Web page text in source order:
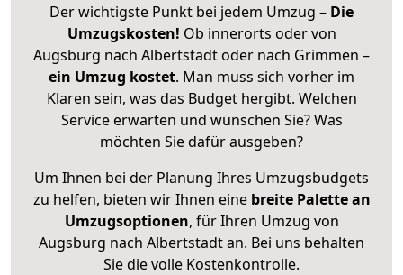
Der wichtigste Punkt bei jedem Umzug – Die
Umzugskosten! Ob innerorts oder von
Augsburg nach Albertstadt oder nach Grimmen –
ein Umzug kostet. Man muss sich vorher im
Klaren sein, was das Budget hergibt. Welchen
Service erwarten und wünschen Sie? Was
möchten Sie dafür ausgeben?
Um Ihnen bei der Planung Ihres Umzugsbudgets
zu helfen, bieten wir Ihnen eine breite Palette an
Umzugsoptionen, für Ihren Umzug von
Augsburg nach Albertstadt an. Bei uns behalten
Sie die volle Kostenkontrolle.